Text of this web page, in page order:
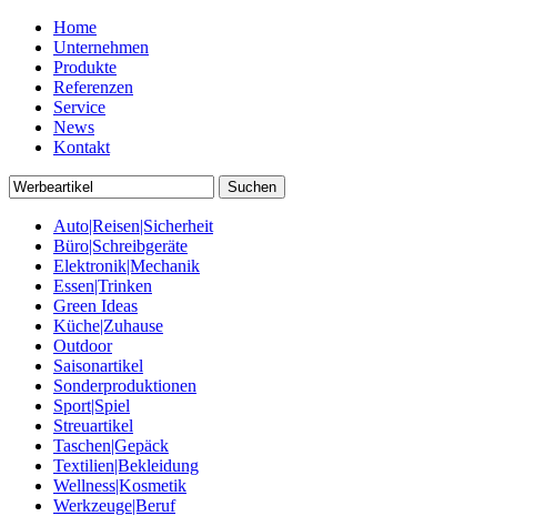
Home
Unternehmen
Produkte
Referenzen
Service
News
Kontakt
Auto|Reisen|Sicherheit
Büro|Schreibgeräte
Elektronik|Mechanik
Essen|Trinken
Green Ideas
Küche|Zuhause
Outdoor
Saisonartikel
Sonderproduktionen
Sport|Spiel
Streuartikel
Taschen|Gepäck
Textilien|Bekleidung
Wellness|Kosmetik
Werkzeuge|Beruf